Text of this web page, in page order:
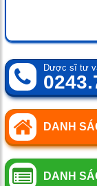
Dược sĩ tư
DANH
DANH